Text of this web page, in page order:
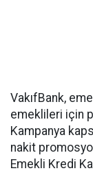
VakıfBank,
emeklileri için
Kampanya
nakit
Emekli Kredi